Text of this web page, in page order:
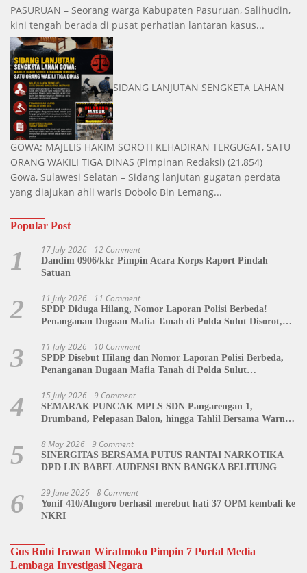
PASURUAN – Seorang warga Kabupaten Pasuruan, Salihudin,
kini tengah berada di pusat perhatian lantaran kasus...
SIDANG LANJUTAN SENGKETA LAHAN
GOWA: MAJELIS HAKIM SOROTI KEHADIRAN TERGUGAT, SATU
ORANG WAKILI TIGA DINAS (Pimpinan Redaksi) (21,854)
Gowa, Sulawesi Selatan – Sidang lanjutan gugatan perdata
yang diajukan ahli waris Dobolo Bin Lemang...
Popular Post
1 17 July 2026 12 Comment
Dandim 0906/kkr Pimpin Acara Korps Raport Pindah
Satuan
2 11 July 2026 11 Comment
SPDP Diduga Hilang, Nomor Laporan Polisi Berbeda!
Penanganan Dugaan Mafia Tanah di Polda Sulut Disorot,
3 11 July 2026 10 Comment
SPDP Disebut Hilang dan Nomor Laporan Polisi Berbeda,
Penanganan Dugaan Mafia Tanah di Polda Sulut
4 15 July 2026 9 Comment
SEMARAK PUNCAK MPLS SDN Pangarengan 1,
Drumband, Pelepasan Balon, hingga Tahlil Bersama Warnai
5 8 May 2026 9 Comment
SINERGITAS BERSAMA PUTUS RANTAI NARKOTIKA
DPD LIN BABEL AUDENSI BNN BANGKA BELITUNG
6 29 June 2026 8 Comment
Yonif 410/Alugoro berhasil merebut hati 37 OPM kembali ke
NKRI
Gus Robi Irawan Wiratmoko Pimpin 7 Portal Media
Lembaga Investigasi Negara